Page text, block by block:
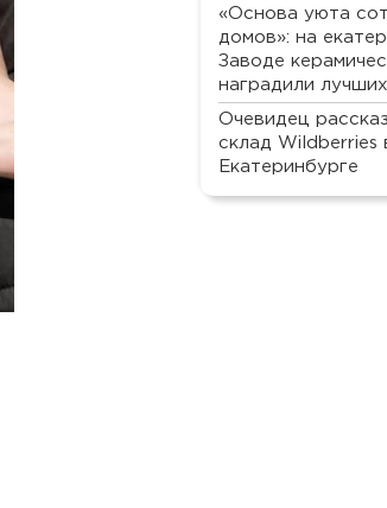
«Основа уюта
домов»: на
Заводе
наградили
Очевидец
склад Wildberries
Екатеринбурге